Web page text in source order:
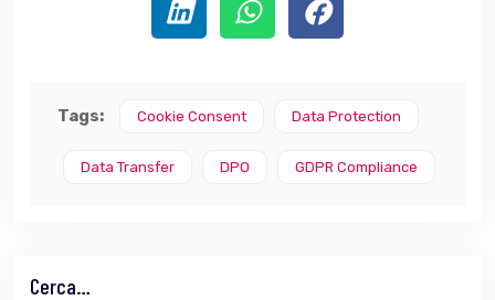
Tags: Cookie Consent Data Protection
Data Transfer DPO GDPR Compliance
Cerca…